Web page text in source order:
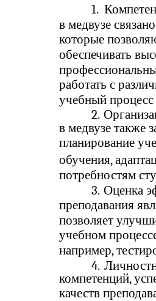
1.
в медвузе
которые
обеспечивать
работать с
учебный
2.
в медвузе также
планирование
обучения,
потребностям
3. Оценка
преподавания
позволяет
учебном
например,
4.
компетенций,
качеств